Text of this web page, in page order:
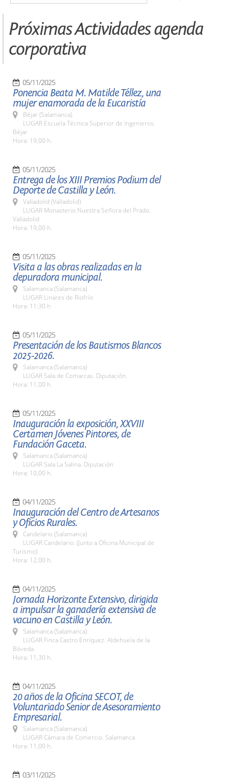
Próximas Actividades agenda
corporativa
05/11/2025
Ponencia Beata M. Matilde Téllez, una
mujer enamorada de la Eucaristía
Béjar (Salamanca)
LUGAR Escuela Técnica Superior de Ingenieros.
Béjar
Hora: 19,00 h.
05/11/2025
Entrega de los XIII Premios Podium del
Deporte de Castilla y León.
Valladolid (Valladolid)
LUGAR Monasterio Nuestra Señora del Prado.
Valladolid
Hora: 19,00 h.
05/11/2025
Visita a las obras realizadas en la
depuradora municipal.
Salamanca (Salamanca)
LUGAR Linares de Riofrío
Hora: 11:30 h
05/11/2025
Presentación de los Bautismos Blancos
2025-2026.
Salamanca (Salamanca)
LUGAR Sala de Comarcas. Diputación.
Hora: 11,00 h.
05/11/2025
Inauguración la exposición, XXVIII
Certamen Jóvenes Pintores, de
Fundación Gaceta.
Salamanca (Salamanca)
LUGAR Sala La Salina. Diputación
Hora: 10,00 h.
04/11/2025
Inauguración del Centro de Artesanos
y Oficios Rurales.
Candelario (Salamanca)
LUGAR Candelario. (Junto a Oficina Municipal de
Turismo)
Hora: 12,00 h.
04/11/2025
Jornada Horizonte Extensivo, dirigida
a impulsar la ganadería extensiva de
vacuno en Castilla y León.
Salamanca (Salamanca)
LUGAR Finca Castro Enríquez. Aldehuela de la
Bóveda
Hora: 11,30 h.
04/11/2025
20 años de la Oficina SECOT, de
Voluntariado Senior de Asesoramiento
Empresarial.
Salamanca (Salamanca)
LUGAR Cámara de Comercio. Salamanca
Hora: 11,00 h.
03/11/2025